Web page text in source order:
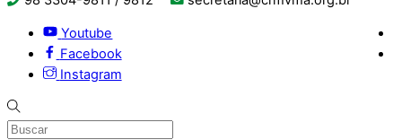
Youtube
Facebook
Instagram